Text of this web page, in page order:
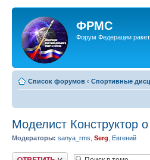
ФРМС
Форум Федерации
Список форумов ‹ Спортивные
Моделист Конструктор
Модераторы: sanya_rms Serg Евгений
Ответить